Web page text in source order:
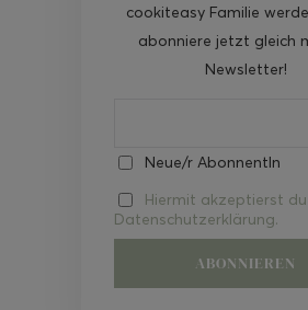
cookiteasy Familie
abonniere jetzt gleich
Newsletter!
Neue/r AbonnentIn
Hiermit akzeptierst
Datenschutzerklärung.